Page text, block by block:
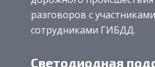
разговоров с
сотрудниками ГИБДД.
Светодиодная